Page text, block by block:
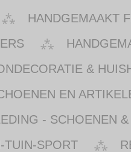
HANDGEMAAKT
&
EN
- SCHOENEN
TUIN-SPORT